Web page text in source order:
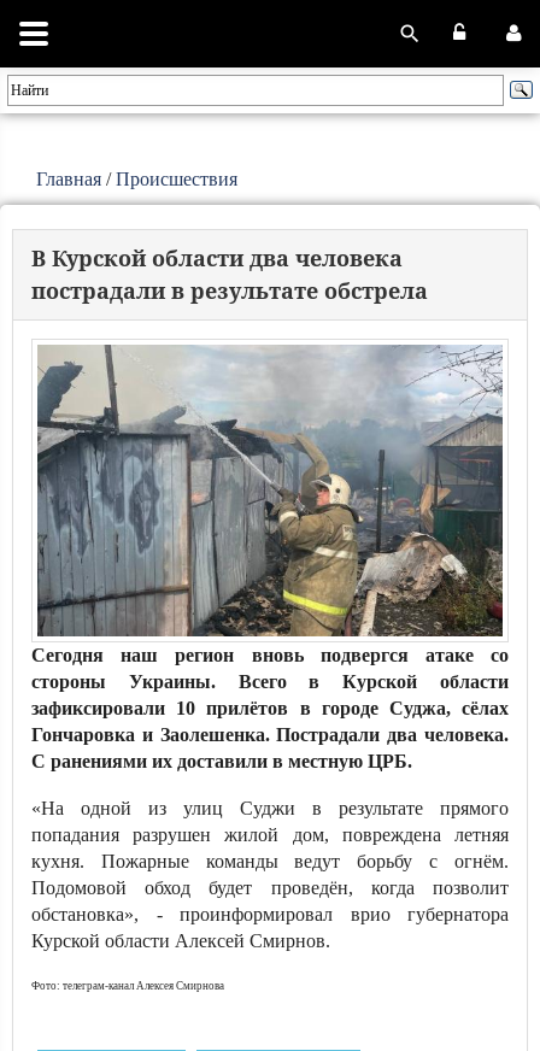
Главная /Происшествия
В Курской области два человека
пострадали в результате обстрела
Сегодня наш регион вновь подвергся атаке со
стороны Украины. Всего в Курской области
зафиксировали 10 прилётов в городе Суджа, сёлах
Гончаровка и Заолешенка. Пострадали два человека.
С ранениями их доставили в местную ЦРБ.
«На одной из улиц Суджи в результате прямого
попадания разрушен жилой дом, повреждена летняя
кухня. Пожарные команды ведут борьбу с огнём.
Подомовой обход будет проведён, когда позволит
обстановка», - проинформировал врио губернатора
Курской области Алексей Смирнов.
Фото: телеграм-канал Алексея Смирнова